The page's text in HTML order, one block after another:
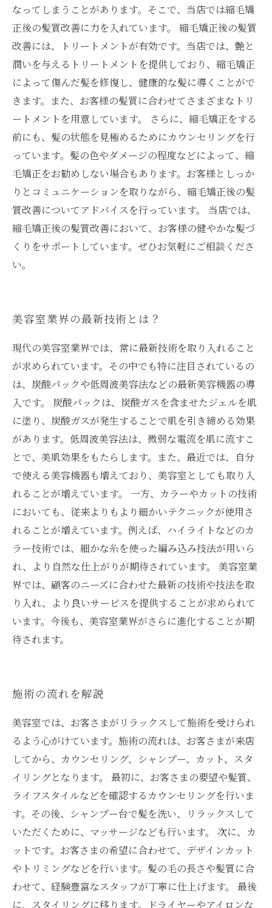
なってしまうことがあります。そこで、当店では縮毛矯
正後の髪質改善に力を入れています。 縮毛矯正後の髪質
改善には、トリートメントが有効です。当店では、艶と
潤いを与えるトリートメントを提供しており、縮毛矯正
によって傷んだ髪を修復し、健康的な髪に導くことがで
きます。また、お客様の髪質に合わせてさまざまなトリ
ートメントを用意しています。 さらに、縮毛矯正をする
前にも、髪の状態を見極めるためにカウンセリングを行
っています。髪の色やダメージの程度などによって、縮
毛矯正をお勧めしない場合もあります。お客様としっか
りとコミュニケーションを取りながら、縮毛矯正後の髪
質改善についてアドバイスを行っています。 当店では、
縮毛矯正後の髪質改善において、お客様の健やかな髪づ
くりをサポートしています。ぜひお気軽にご相談くださ
い。
美容室業界の最新技術とは？
現代の美容室業界では、常に最新技術を取り入れること
が求められています。その中でも特に注目されているの
は、炭酸パックや低周波美容法などの最新美容機器の導
入です。 炭酸パックは、炭酸ガスを含ませたジェルを肌
に塗り、炭酸ガスが発生することで肌を引き締める効果
があります。低周波美容法は、微弱な電流を肌に流すこ
とで、美肌効果をもたらします。また、最近では、自分
で使える美容機器も増えており、美容室としても取り入
れることが増えています。 一方、カラーやカットの技術
においても、従来よりもより細かいテクニックが使用さ
れることが増えています。例えば、ハイライトなどのカ
ラー技術では、細かな糸を使った編み込み技法が用いら
れ、より自然な仕上がりが期待されています。 美容室業
界では、顧客のニーズに合わせた最新の技術や技法を取
り入れ、より良いサービスを提供することが求められて
います。今後も、美容室業界がさらに進化することが期
待されます。
施術の流れを解説
美容室では、お客さまがリラックスして施術を受けられ
るよう心がけています。施術の流れは、お客さまが来店
してから、カウンセリング、シャンプー、カット、スタ
イリングとなります。 最初に、お客さまの要望や髪質、
ライフスタイルなどを確認するカウンセリングを行いま
す。その後、シャンプー台で髪を洗い、リラックスして
いただくために、マッサージなども行います。 次に、カ
ットです。お客さまの希望に合わせて、デザインカット
やトリミングなどを行います。髪の毛の長さや髪質に合
わせて、経験豊富なスタッフが丁寧に仕上げます。 最後
に、スタイリングに移ります。ドライヤーやアイロンな